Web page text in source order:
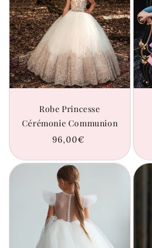
Robe Princesse
Cérémonie Communion
Prix
96,00€